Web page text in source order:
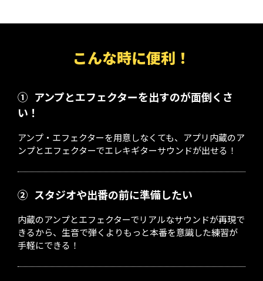
こんな時に便利！
① アンプとエフェクターを出すのが面倒くさ
い！
アンプ・エフェクターを用意しなくても、アプリ内蔵のア
ンプとエフェクターでエレキギターサウンドが出せる！
② スタジオや出番の前に準備したい
内蔵のアンプとエフェクターでリアルなサウンドが再現で
きるから、生音で弾くよりもっと本番を意識した練習が
手軽にできる！